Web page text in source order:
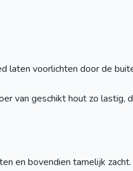
laten voorlichten door de
van geschikt hout zo lastig,
en bovendien tamelijk zacht.